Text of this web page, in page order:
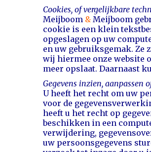
Cookies, of vergelijkbare
Meijboom & Meijboom
cookie is een klein
opgeslagen op uw
en uw gebruiksgemak.
wij hiermee onze website
meer opslaat. Daarnaast
Gegevens inzien, aanpassen
U heeft het recht om uw
voor de
heeft u het recht op
beschikken in een
verwijdering,
uw persoonsgegevens